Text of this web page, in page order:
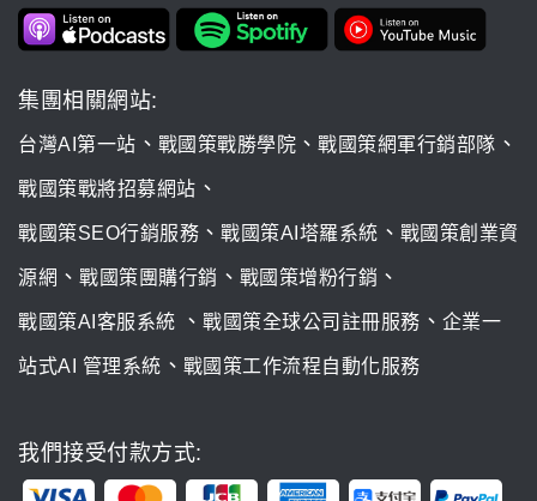
集團相關網站:
台灣AI第一站 、 戰國策戰勝學院 、 戰國策網軍行銷部隊 、
戰國策戰將招募網站 、
戰國策SEO行銷服務 、 戰國策AI塔羅系統 、 戰國策創業資
源網 、 戰國策團購行銷 、 戰國策增粉行銷 、
戰國策AI客服系統 、 戰國策全球公司註冊服務 、 企業一
站式AI 管理系統 、 戰國策工作流程自動化服務
我們接受付款方式: